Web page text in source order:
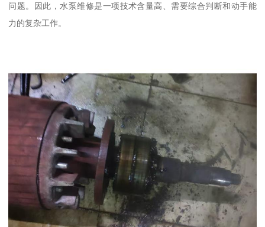
问题。因此，水泵维修是一项技术含量高、需要综合判断和动手能
力的复杂工作。